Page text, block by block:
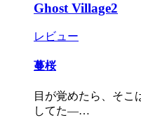
Ghost Village2
レビュー
蔓桜
目が覚めたら、そこ
してた―…